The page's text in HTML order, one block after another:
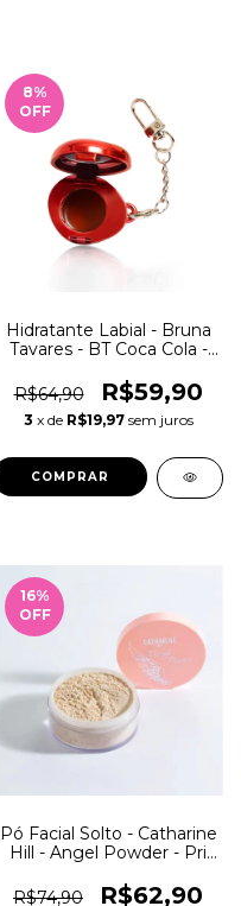
8%
OFF
Hidratante Labial - Bruna
Tavares - BT Coca Cola -
R$64,90
R$59,90
3 x de R$19,97 sem juros
16%
OFF
Pó Facial Solto - Catharine
Hill - Angel Powder - Pri
R$74,90
R$62,90